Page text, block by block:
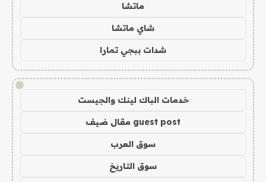
ماتشا
شاي ماتشا
شدات ببجي تمارا
!
خدمات الباك لينك والجيست
guest post مقال ضيف
سوق العرب
سوق التاريخ